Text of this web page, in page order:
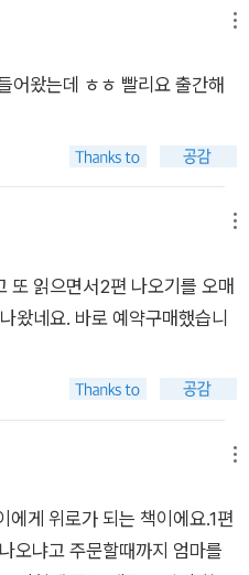
어왔는데 ㅎㅎ 빨리요 출간해
또 읽으면서2편 나오기를 오매
왔네요. 바로 예약구매했습니
게 위로가 되는 책이에요.1편
오냐고 주문할때까지 엄마를